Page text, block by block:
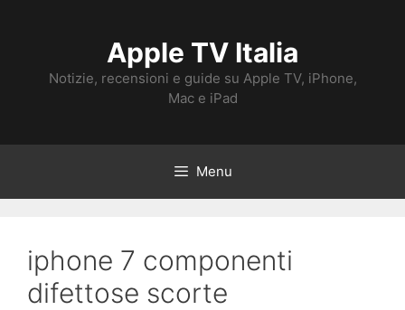
Apple TV Italia
Notizie, recensioni e guide su Apple TV, iPhone,
Mac e iPad
Menu
iphone 7 componenti
difettose scorte